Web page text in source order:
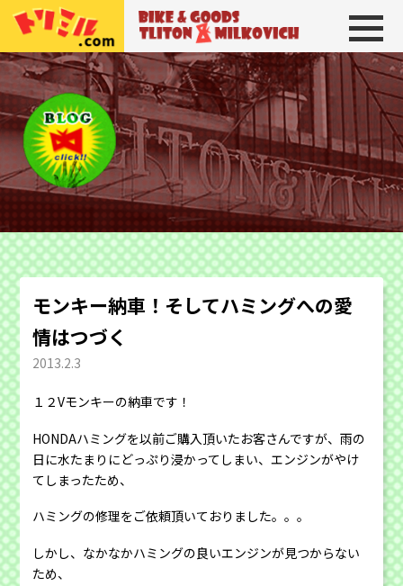
トリトン＆ミルコビッチ BIKE＆
モンキー納車！そしてハミングへの愛
情はつづく
2013.2.3
１２Vモンキーの納車です！
HONDAハミングを以前ご購入頂いたお客さんですが、雨の
日に水たまりにどっぷり浸かってしまい、エンジンがやけ
てしまったため、
ハミングの修理をご依頼頂いておりました。。。
しかし、なかなかハミングの良いエンジンが見つからない
ため、